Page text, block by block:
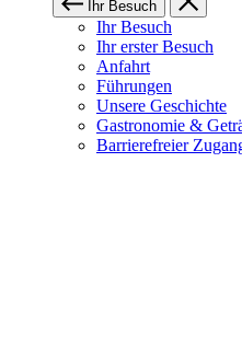
Ihr Besuch
Ihr Besuch
Ihr erster Besuch
Anfahrt
Führungen
Unsere Geschichte
Gastronomie &
Barrierefreier